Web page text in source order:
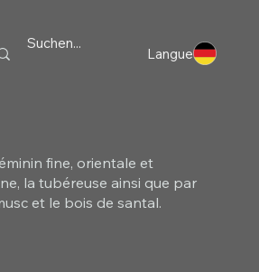
Langue
fine, orientale et
la tubéreuse ainsi que par
et le bois de santal.